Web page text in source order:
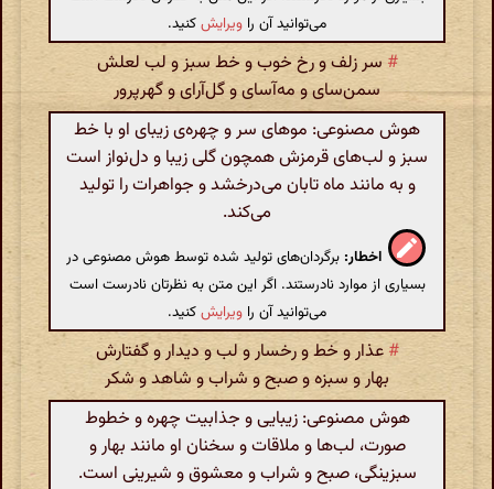
می‌توانید آن را ویرایشکنید.
# سر زلف و رخ خوب و خط سبز و لب لعلش
سمن‌سای و مه‌آسای و گل‌آرای و گهرپرور
هوش مصنوعی: موهای سر و چهره‌ی زیبای او با خط
سبز و لب‌های قرمزش همچون گلی زیبا و دل‌نواز است
و به مانند ماه تابان می‌درخشد و جواهرات را تولید
می‌کند.
اخطار: برگردان‌های تولید شده توسط هوش مصنوعی در
بسیاری از موارد نادرستند. اگر این متن به نظرتان نادرست است
می‌توانید آن را ویرایشکنید.
# عذار و خط و رخسار و لب و دیدار و گفتارش
بهار و سبزه و صبح و شراب و شاهد و شکر
هوش مصنوعی: زیبایی و جذابیت چهره و خطوط
صورت، لب‌ها و ملاقات و سخنان او مانند بهار و
سبزینگی، صبح و شراب و معشوق و شیرینی است.